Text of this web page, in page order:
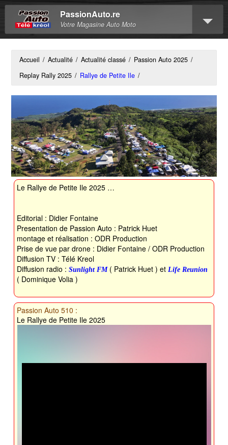
PassionAuto.re
Votre Magasine Auto Moto
Accueil / Actualité / Actualité classé / Passion Auto 2025 /
Replay Rally 2025 / Rallye de Petite Ile /
Le Rallye de Petite Ile 2025 …
Editorial : Didier Fontaine
Presentation de Passion Auto : Patrick Huet
montage et réalisation : ODR Production
Prise de vue par drone : Didier Fontaine / ODR Production
Diffusion TV : Télé Kreol
Diffusion radio :Sunlight FM( Patrick Huet ) et Life Reunion
( Dominique Volia )
Passion Auto 510 :
Le Rallye de Petite Ile 2025